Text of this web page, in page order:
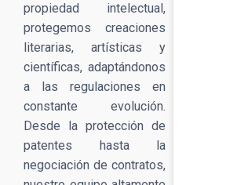
propiedad intelectual,
protegemos creaciones
literarias, artísticas y
científicas, adaptándonos
a las regulaciones en
constante evolución.
Desde la protección de
patentes hasta la
negociación de contratos,